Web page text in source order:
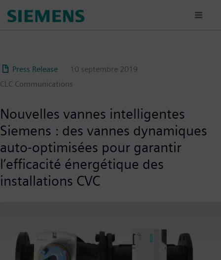
au
Press Release
10 septembre 2019
CLC Communications
Nouvelles vannes intelligentes
Siemens : des vannes dynamiques
auto-optimisées pour garantir
l’efficacité énergétique des
installations CVC